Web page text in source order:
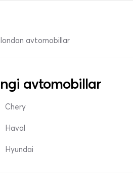
avtomobillar
avtomobillar
Chery
Haval
Hyundai